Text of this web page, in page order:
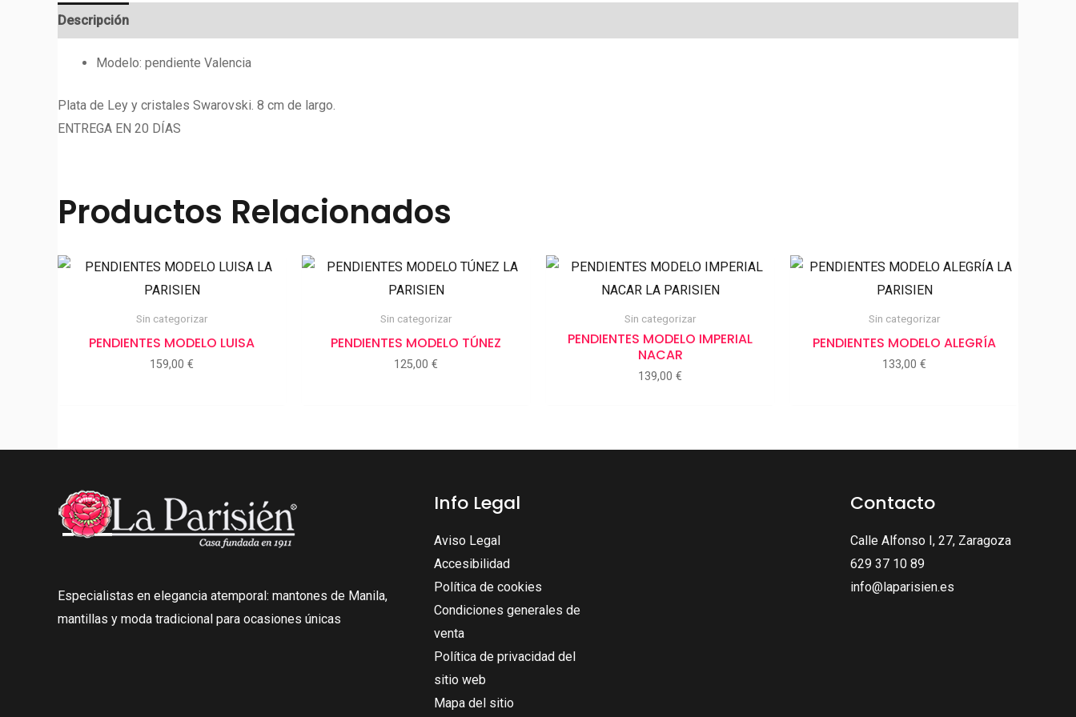
Descripción
Modelo: pendiente Valencia
Plata de Ley y cristales Swarovski. 8 cm de largo.
ENTREGA EN 20 DÍAS
Productos Relacionados
Sin categorizar
PENDIENTES MODELO LUISA
159,00 €
Sin categorizar
PENDIENTES MODELO TÚNEZ
125,00 €
Sin categorizar
PENDIENTES MODELO IMPERIAL
NACAR
139,00 €
Sin categorizar
PENDIENTES MODELO ALEGRÍA
133,00 €
Especialistas en elegancia atemporal: mantones de Manila,
mantillas y moda tradicional para ocasiones únicas
Info Legal
Aviso Legal
Accesibilidad
Política de cookies
Condiciones generales de
venta
Política de privacidad del
sitio web
Mapa del sitio
Contacto
Calle Alfonso I, 27, Zaragoza
629 37 10 89
info@laparisien.es